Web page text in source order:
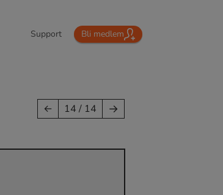
Support Bli medlem
← 14 / 14 →